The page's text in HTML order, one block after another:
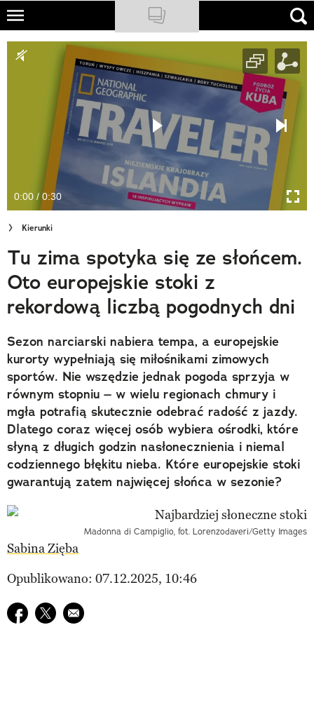
Skip
main
NATIONAL GEOGRAPHIC
TRAVELER
PODCASTY
Newsletter
Cuda Polski
Wielki Konkurs Fotograficzny
Trendbook Podróżniczy
Polecane
0:00 / 0:30
Kierunki
Tu zima spotyka się ze słońcem.
Oto europejskie stoki z
rekordową liczbą pogodnych dni
Sezon narciarski nabiera tempa, a europejskie
kurorty wypełniają się miłośnikami zimowych
sportów. Nie wszędzie jednak pogoda sprzyja w
równym stopniu – w wielu regionach chmury i
mgła potrafią skutecznie odebrać radość z jazdy.
Dlatego coraz więcej osób wybiera ośrodki, które
słyną z długich godzin nasłonecznienia i niemal
codziennego błękitu nieba. Które europejskie stoki
gwarantują zatem najwięcej słońca w sezonie?
Madonna di Campiglio, fot. Lorenzodaveri/Getty Images
Sabina Zięba
Opublikowano: 07.12.2025, 10:46
Udostępnij na facebook
Udostępnij na twitter
E-mail do przyjaciela